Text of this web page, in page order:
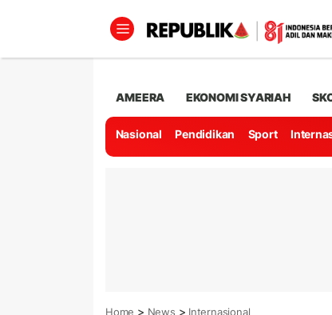
AMEERA EKONOMI SYARIAH
Nasional Pendidikan Sport
Home > News > Internasional